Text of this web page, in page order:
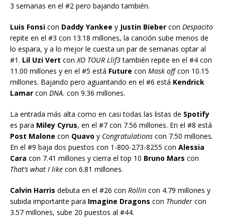
3 semanas en el #2 pero bajando también.
Luis Fonsi con Daddy Yankee y Justin Bieber con Despacito
repite en el #3 con 13.18 millones, la canción sube menos de
lo espara, y a lo mejor le cuesta un par de semanas optar al
#1. Lil Uzi Vert con XO TOUR Llif3también repite en el #4 con
11.00 millones y en el #5 está Future con Mask offcon 10.15
millones. Bajando pero aguantando en el #6 está Kendrick
Lamar con DNA. con 9.36 millones.
La entrada más alta como en casi todas las listas de Spotify
es para Miley Cyrus, en el #7 con 7.56 millones. En el #8 está
Post Malone con Quavo y Congratulations con 7.50 millones.
En el #9 baja dos puestos con 1-800-273-8255 con Alessia
Cara con 7.41 millones y cierra el top 10 Bruno Mars con
That’s what I like con 6.81 millones.
Calvin Harris debuta en el #26 con Rollin con 4.79 millones y
subida importante para Imagine Dragons con Thunder con
3.57 millones, sube 20 puestos al #44.